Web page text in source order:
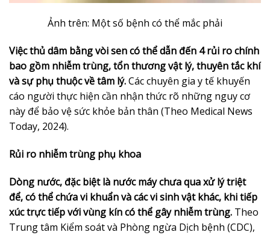
Ảnh trên: Một số bệnh có thể mắc phải
Việc thủ dâm bằng vòi sen có thể dẫn đến 4 rủi ro chính
bao gồm nhiễm trùng, tổn thương vật lý, thuyên tắc khí
và sự phụ thuộc về tâm lý.Các chuyên gia y tế khuyến
cáo người thực hiện cần nhận thức rõ những nguy cơ
này để bảo vệ sức khỏe bản thân (Theo Medical News
Today, 2024).
Rủi ro nhiễm trùng phụ khoa
Dòng nước, đặc biệt là nước máy chưa qua xử lý triệt
để, có thể chứa vi khuẩn và các vi sinh vật khác, khi tiếp
xúc trực tiếp với vùng kín có thể gây nhiễm trùng. Theo
Trung tâm Kiểm soát và Phòng ngừa Dịch bệnh (CDC),